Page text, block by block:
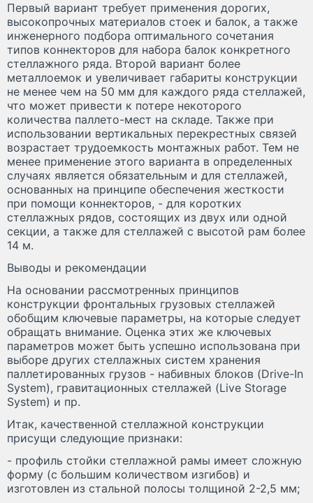
Первый вариант требует применения дорогих,
высокопрочных материалов стоек и балок, а также
инженерного подбора оптимального сочетания
типов коннекторов для набора балок конкретного
стеллажного ряда. Второй вариант более
металлоемок и увеличивает габариты конструкции
не менее чем на 50 мм для каждого ряда стеллажей,
что может привести к потере некоторого
количества паллето-мест на складе. Также при
использовании вертикальных перекрестных связей
возрастает трудоемкость монтажных работ. Тем не
менее применение этого варианта в определенных
случаях является обязательным и для стеллажей,
основанных на принципе обеспечения жесткости
при помощи коннекторов, - для коротких
стеллажных рядов, состоящих из двух или одной
секции, а также для стеллажей с высотой рам более
14 м.
Выводы и рекомендации
На основании рассмотренных принципов
конструкции фронтальных грузовых стеллажей
обобщим ключевые параметры, на которые следует
обращать внимание. Оценка этих же ключевых
параметров может быть успешно использована при
выборе других стеллажных систем хранения
паллетированных грузов - набивных блоков (Drive-In
System), гравитационных стеллажей (Live Storage
System) и пр.
Итак, качественной стеллажной конструкции
присущи следующие признаки:
- профиль стойки стеллажной рамы имеет сложную
форму (с большим количеством изгибов) и
изготовлен из стальной полосы толщиной 2-2,5 мм;